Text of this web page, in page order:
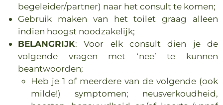
begeleider/partner) naar het consult te komen;
Gebruik maken van het toilet graag alleen
indien hoogst noodzakelijk;
BELANGRIJK: Voor elk consult dien je de
volgende vragen met ‘nee’ te kunnen
beantwoorden;
Heb je 1 of meerdere van de volgende (ook
milde!) symptomen; neusverkoudheid,